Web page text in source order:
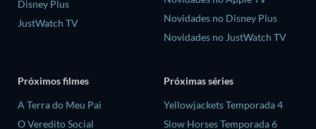
Disney Plus
JustWatch TV
Novidades no Disney Plus
Novidades no JustWatch TV
Próximos filmes
A Terra do Meu Pai
O Veredito Social
Próximas séries
Yellowjackets Temporada 4
Slow Horses Temporada 6